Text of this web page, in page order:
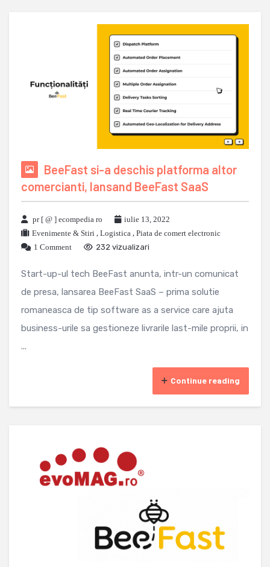
BeeFast si-a deschis platforma altor
comercianti, lansand BeeFast SaaS
pr [ @ ] ecompedia ro
iulie 13, 2022
Evenimente & Stiri , Logistica , Piata de comert electronic
1 Comment
232 vizualizari
Start-up-ul tech BeeFast anunta, intr-un comunicat
de presa, lansarea BeeFast SaaS – prima solutie
romaneasca de tip software as a service care ajuta
business-urile sa gestioneze livrarile last-mile proprii, in
...
Continue reading